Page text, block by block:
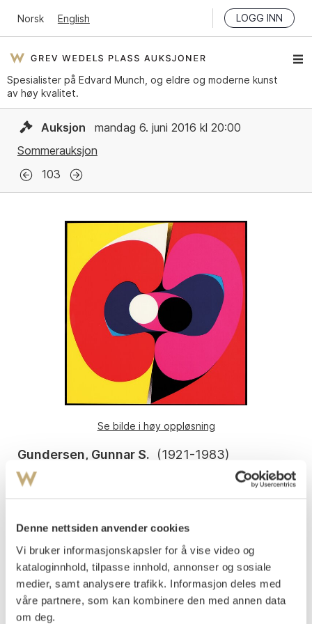
Denne nettsiden anvender cookies
Vi bruker informasjonskapsler for å vise video og
kataloginnhold, tilpasse innhold, annonser og sosiale
medier, samt analysere trafikk. Informasjon deles med
våre partnere, som kan kombinere den med annen data
om deg.
Norsk English LOGG INN
Spesialister på Edvard Munch, og eldre og moderne kunst
av høy kvalitet.
Auksjon
mandag 6. juni 2016 kl 20:00
Sommerauksjon
103
Se bilde i høy oppløsning
Gundersen, Gunnar S. (1921-1983)
Komposisjon
Signert nede t.h.: Gunnar S.
Påtegnet nede t.v.: P.T.
Vurdering
NOK 7 000–9 000